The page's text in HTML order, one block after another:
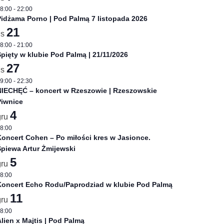
- 22:00
Porno | Pod Palmą 7 listopada 2026
21
- 21:00
w klubie Pod Palmą | 21/11/2026
27
- 22:30
– koncert w Rzeszowie | Rzeszowskie
4
Cohen – Po miłości kres w Jasionce.
Artur Żmijewski
5
Echo Rodu/Paprodziad w klubie Pod Palmą
11
x Majtis | Pod Palmą